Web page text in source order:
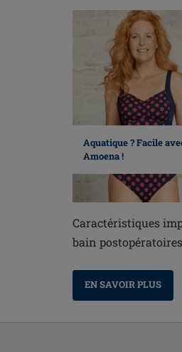
Aquatique ? Facile
Amoena !
Caractéristiques
bain postopératoires
EN SAVOIR PLUS